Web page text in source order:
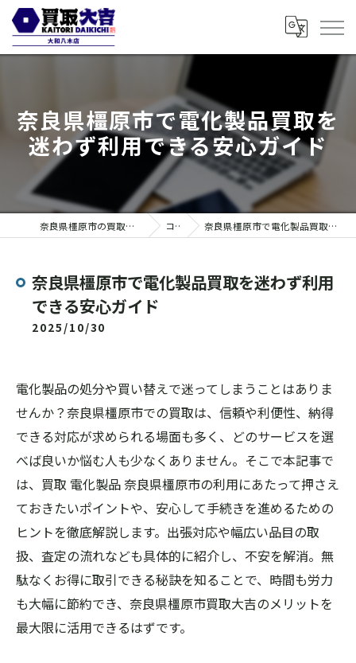
奈良県橿原市で電化製品買取を
迷わず利用できる安心ガイド
奈良県橿原市の買取なら買取大吉 大和八木店 コラム 奈良県橿原市で電化製品買取を迷わず利用できる安心ガイド
奈良県橿原市で電化製品買取を迷わず利用
できる安心ガイド
2025/10/30
電化製品の処分や買い替えで迷ってしまうことはありま
せんか？奈良県橿原市での買取は、信頼や利便性、納得
できる対応が求められる場面も多く、どのサービスを選
べば良いか悩む人も少なくありません。そこで本記事で
は、買取 電化製品 奈良県橿原市の利用にあたって押さえ
ておきたいポイントや、安心して手続きを進めるための
ヒントを徹底解説します。出張対応や幅広い品目の取
扱、査定の流れなども具体的に紹介し、不安を解消。無
駄なくお得に取引できる秘訣を知ることで、時間も労力
も大幅に節約でき、奈良県橿原市買取大吉のメリットを
最大限に活用できるはずです。